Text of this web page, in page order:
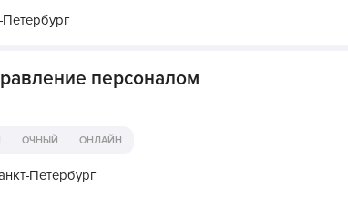
Петербург
персоналом
ОЧНЫЙ ОНЛАЙН
Петербург